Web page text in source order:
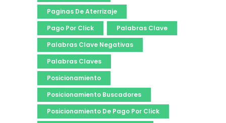
Paginas De Aterrizaje
Pago Por Click
Palabras Clave
Palabras Clave Negativas
Palabras Claves
Posicionamiento
Posicionamiento Buscadores
Posicionamiento De Pago Por Click